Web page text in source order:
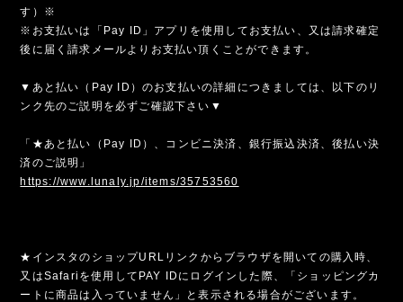
す）※
※お支払いは「Pay ID」アプリを使用してお支払い、又は請求確定
後に届く請求メールよりお支払い頂くことができます。
▼あと払い（Pay ID）のお支払いの詳細につきましては、以下のリ
ンク先のご説明を必ずご確認下さい▼
「★あと払い（Pay ID）、コンビニ決済、銀行振込決済、後払い決
済のご説明」
https://www.lunaly.jp/items/35753560
★インスタのショップURLリンクからブラウザを開いての購入時、
又はSafariを使用してPAY IDにログインした際、「ショッピングカ
ートに商品は入っていません」と表示される場合がございます。